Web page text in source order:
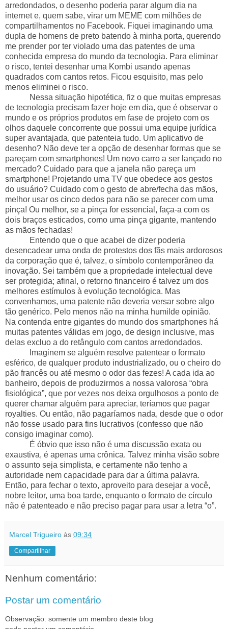
arredondados, o desenho poderia parar algum dia na
internet e, quem sabe, virar um MEME com milhões de
compartilhamentos no Facebook. Fiquei imaginando uma
dupla de homens de preto batendo à minha porta, querendo
me prender por ter violado uma das patentes de uma
conhecida empresa do mundo da tecnologia. Para eliminar
o risco, tentei desenhar uma Kombi usando apenas
quadrados com cantos retos. Ficou esquisito, mas pelo
menos eliminei o risco.
Nessa situação hipotética, fiz o que muitas empresas
de tecnologia precisam fazer hoje em dia, que é observar o
mundo e os próprios produtos em fase de projeto com os
olhos daquele concorrente que possui uma equipe jurídica
super avantajada, que patenteia tudo. Um aplicativo de
desenho? Não deve ter a opção de desenhar formas que se
pareçam com smartphones! Um novo carro a ser lançado no
mercado? Cuidado para que a janela não pareça um
smartphone! Projetando uma TV que obedece aos gestos
do usuário? Cuidado com o gesto de abre/fecha das mãos,
melhor usar os cinco dedos para não se parecer com uma
pinça! Ou melhor, se a pinça for essencial, faça-a com os
dois braços esticados, como uma pinça gigante, mantendo
as mãos fechadas!
Entendo que o que acabei de dizer poderia
desencadear uma onda de protestos dos fãs mais ardorosos
da corporação que é, talvez, o símbolo contemporâneo da
inovação. Sei também que a propriedade intelectual deve
ser protegida; afinal, o retorno financeiro é talvez um dos
melhores estímulos à evolução tecnológica. Mas
convenhamos, uma patente não deveria versar sobre algo
tão genérico. Pelo menos não na minha humilde opinião.
Na contenda entre gigantes do mundo dos smartphones há
muitas patentes válidas em jogo, de design inclusive, mas
delas excluo a do retângulo com cantos arredondados.
Imaginem se alguém resolve patentear o formato
esférico, de qualquer produto industrializado, ou o cheiro do
pão francês ou até mesmo o odor das fezes! A cada ida ao
banheiro, depois de produzirmos a nossa valorosa “obra
fisiológica”, que por vezes nos deixa orgulhosos a ponto de
querer chamar alguém para apreciar, teríamos que pagar
royalties. Ou então, não pagaríamos nada, desde que o odor
não fosse usado para fins lucrativos (confesso que não
consigo imaginar como).
É óbvio que isso não é uma discussão exata ou
exaustiva, é apenas uma crônica. Talvez minha visão sobre
o assunto seja simplista, e certamente não tenho a
autoridade nem capacidade para dar a última palavra.
Então, para fechar o texto, aproveito para desejar a você,
nobre leitor, uma boa tarde, enquanto o formato de círculo
não é patenteado e não preciso pagar para usar a letra “o”.
Marcel Trigueiro às 09:34
Compartilhar
Nenhum comentário:
Postar um comentário
Observação: somente um membro deste blog